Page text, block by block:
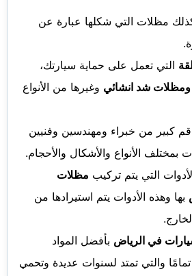
مظلات التي شكلها عبارة عن
التي تعمل على حماية سيارتك،
ومظلات شد انشائي وغيرها من الأنواع
كبير من خبراء ومهندسين وفنيين
الأنواع والأشكال والأحجام.
التي يتم تركيب مظلات
بها وهذه الأدوات يتم استيرادها من
في الرياض بأفضل المواد
تمامًا والتي تمتد لسنوات عديدة وتحمي